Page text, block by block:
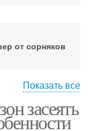
от сорняков
из клевера
Показать все
засеять